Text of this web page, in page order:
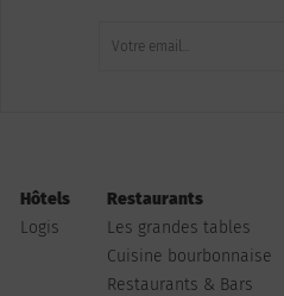
Hôtels
Logis
Restaurants
Les grandes tables
Cuisine bourbonnaise
Restaurants & Bars